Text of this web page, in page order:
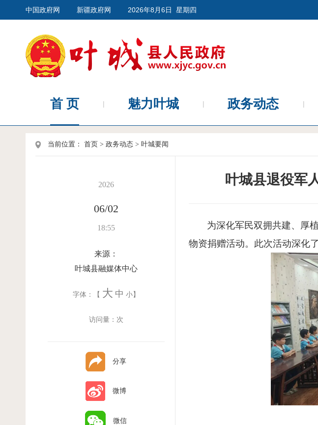
中国政府网 新疆政府网 2026年8月6日 星期四
首 页 魅力叶城 政务动态
当前位置： 首页 > 政务动态 > 叶城要闻
2026
06/02
18:55
来源：
叶城县融媒体中心
字体：【 大 中 小】
访问量： 次
分享
微博
微信
叶城县退役军
为深化军民双拥共建、厚
物资捐赠活动。此次活动深化